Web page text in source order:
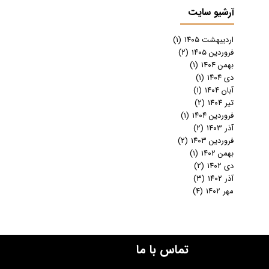
آرشیو سایت
اردیبهشت ۱۴۰۵
(۱)
فروردین ۱۴۰۵
(۲)
بهمن ۱۴۰۴
(۱)
دی ۱۴۰۴
(۱)
آبان ۱۴۰۴
(۱)
تیر ۱۴۰۴
(۲)
فروردین ۱۴۰۴
(۱)
آذر ۱۴۰۳
(۲)
فروردین ۱۴۰۳
(۲)
بهمن ۱۴۰۲
(۱)
دی ۱۴۰۲
(۲)
آذر ۱۴۰۲
(۳)
مهر ۱۴۰۲
(۴)
تماس با ما